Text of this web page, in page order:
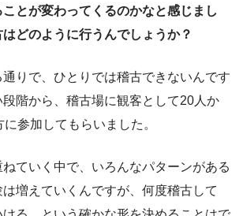
とが変わってくるのかなと感じまし
どのように行うんでしょうか？
通りで、ひとりでは稽古できないんです
階から、稽古場に観客として20人か
参加してもらいました。
ていく中で、いろんなパターンがある
増えていくんですが、何度稽古して